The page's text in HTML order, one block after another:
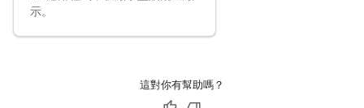
示。
這對你有幫助嗎？